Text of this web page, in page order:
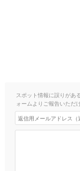
スポット情報に誤りがあ
ォームよりご報告いただ